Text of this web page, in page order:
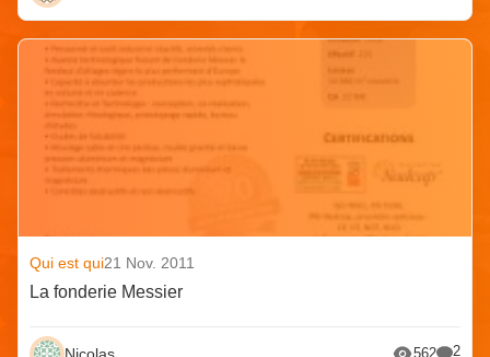
Qui est qui21 Nov. 2011
La fonderie Messier
Nicolas 562 2